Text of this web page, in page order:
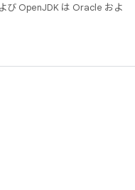
び OpenJDK は Oracle およ